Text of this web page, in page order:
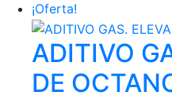
¡Oferta!
ADITIVO
DE